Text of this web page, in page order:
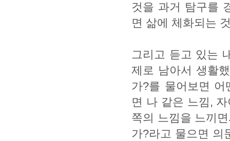
것을 과거 탐구를
면 삶에 체화되는
그리고 듣고 있는
제로 남아서 생활
가?를 물어보면
면 나 같은 느낌,
쪽의 느낌을 느끼
가?라고 물으면 의